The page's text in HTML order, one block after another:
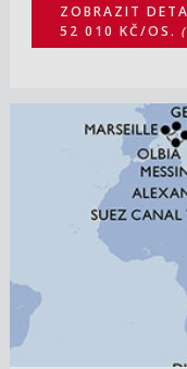
ZOBRAZIT
52 010 KČ/OS.
15.10.2027